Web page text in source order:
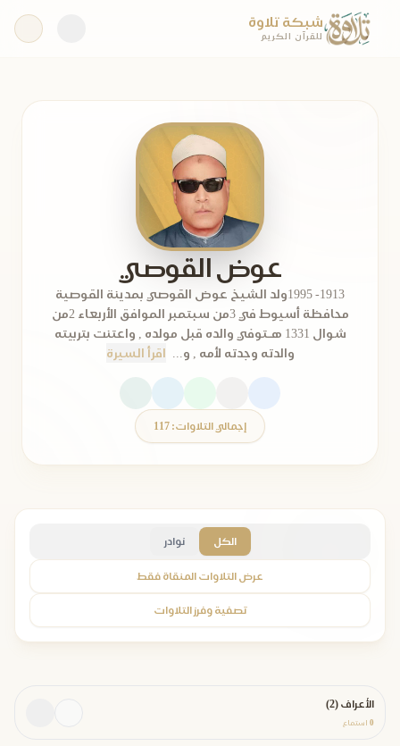
شبكة تلاوة
للقرآن الكريم
عوض القوصي
1913- 1995ولد الشيخ عوض القوصي بمدينة القوصية
محافظة أسيوط في 3من سبتمبر الموافق الأربعاء 2من
شوال 1331 هـتوفي والده قبل مولده , واعتنت بتربيته
والدته وجدته لأمه , و...
اقرأ السيرة
إجمالي التلاوات: 117
الكل نوادر
عرض التلاوات المنقاة فقط
تصفية وفرز التلاوات
الأعراف (2)
0 استماع